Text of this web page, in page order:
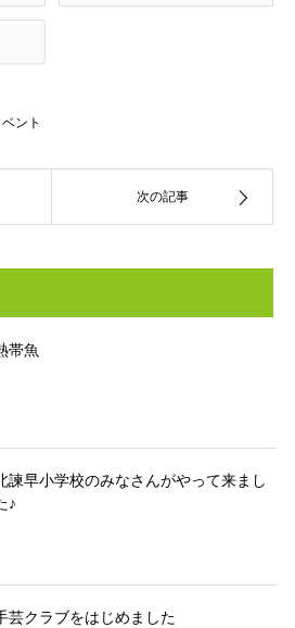
ント
次の記事
帯魚
諫早小学校のみなさんがやって来まし
♪
芸クラブをはじめました